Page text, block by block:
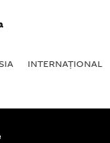
INTERNAŢIONAL